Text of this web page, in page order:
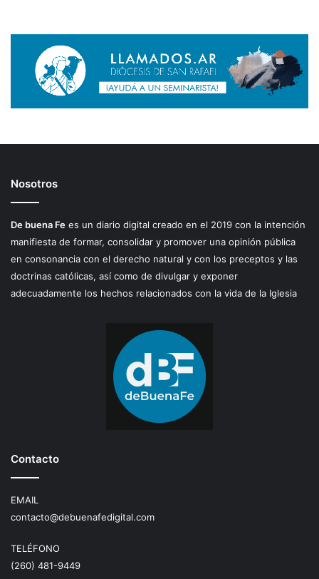
Nosotros
De buena Fe es un diario digital creado en el 2019 con la intención
manifiesta de formar, consolidar y promover una opinión pública
en consonancia con el derecho natural y con los preceptos y las
doctrinas católicas, así como de divulgar y exponer
adecuadamente los hechos relacionados con la vida de la Iglesia
Contacto
EMAIL
contacto@debuenafedigital.com
TELÉFONO
(260) 481-9449